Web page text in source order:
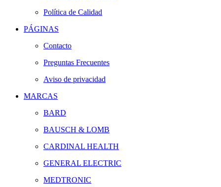
Política de Calidad
PÁGINAS
Contacto
Preguntas Frecuentes
Aviso de privacidad
MARCAS
BARD
BAUSCH & LOMB
CARDINAL HEALTH
GENERAL ELECTRIC
MEDTRONIC